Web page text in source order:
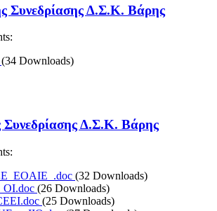
Συνεδρίασης Δ.Σ.Κ. Βάρης
(34 Downloads)
Συνεδρίασης Δ.Σ.Κ. Βάρης
(32 Downloads)
(26 Downloads)
(25 Downloads)